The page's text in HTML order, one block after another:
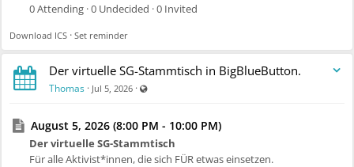
0 Attending · 0 Undecided · 0 Invited
Download ICS · Set reminder
Der virtuelle SG-Stammtisch in BigBlueButton.
Thomas · Jul 5, 2026 ·
August 5, 2026 (8:00 PM - 10:00 PM)
Der virtuelle SG-Stammtisch
Für alle Aktivist*innen, die sich FÜR etwas einsetzen.